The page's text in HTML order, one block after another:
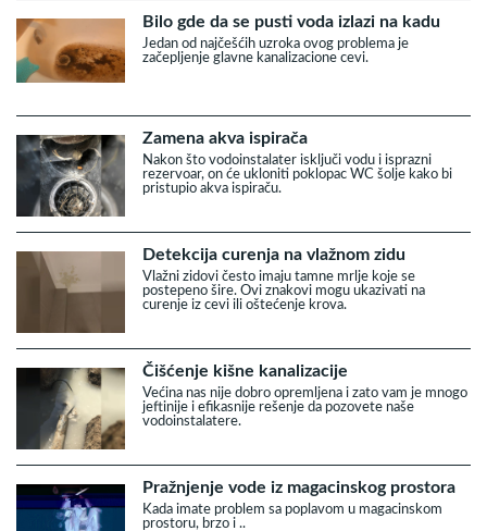
Bilo gde da se pusti voda izlazi na kadu
Jedan od najčešćih uzroka ovog problema je
začepljenje glavne kanalizacione cevi.
Zamena akva ispirača
Nakon što vodoinstalater isključi vodu i isprazni
rezervoar, on će ukloniti poklopac WC šolje kako bi
pristupio akva ispiraču.
Detekcija curenja na vlažnom zidu
Vlažni zidovi često imaju tamne mrlje koje se
postepeno šire. Ovi znakovi mogu ukazivati na
curenje iz cevi ili oštećenje krova.
Čišćenje kišne kanalizacije
Većina nas nije dobro opremljena i zato vam je mnogo
jeftinije i efikasnije rešenje da pozovete naše
vodoinstalatere.
Pražnjenje vode iz magacinskog prostora
Kada imate problem sa poplavom u magacinskom
prostoru, brzo i ..